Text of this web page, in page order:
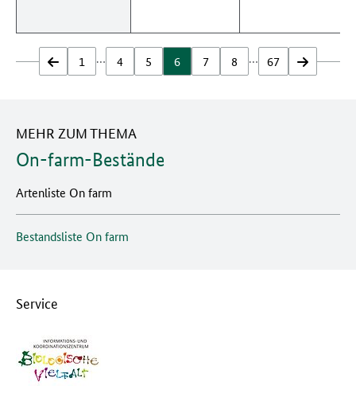
zurück
1 … 4 5 6 7 8 … 67 vor
MEHR ZUM THEMA
On-farm-Bestände
Artenliste On farm
Bestandsliste On farm
Service